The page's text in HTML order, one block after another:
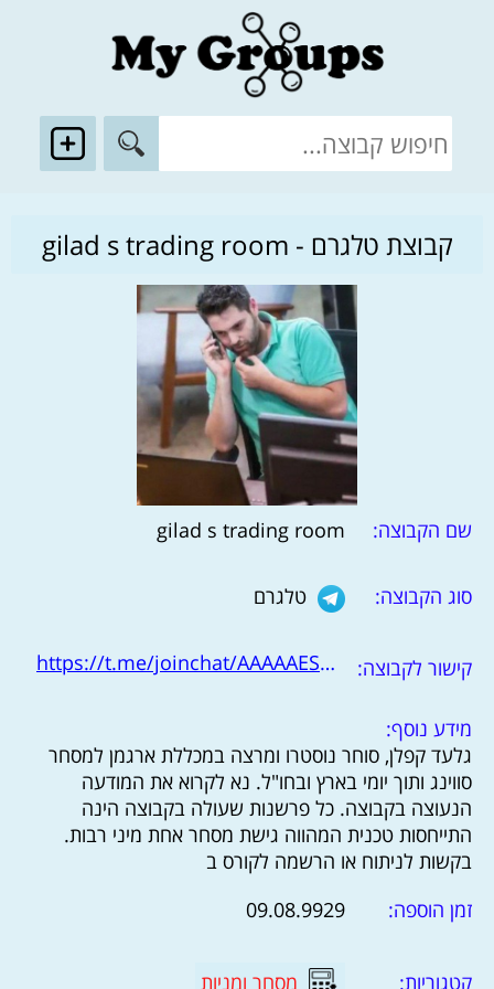
קבוצת טלגרם - gilad s trading room
שם הקבוצה:
סוג הקבוצה: טלגרם
קישור לקבוצה: https://t.me/joinchat/AAAAAESqcVyPg3Faq5L6iw
מידע נוסף:
גלעד קפלן, סוחר נוסטרו ומרצה במכללת ארגמן למסחר
סווינג ותוך יומי בארץ ובחו"ל. נא לקרוא את המודעה
הנעוצה בקבוצה. כל פרשנות שעולה בקבוצה הינה
התייחסות טכנית המהווה גישת מסחר אחת מיני רבות.
בקשות לניתוח או הרשמה לקורס ב
זמן הוספה:
קטגוריות: מסחר ומניות